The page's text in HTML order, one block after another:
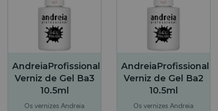
AndreiaProfissional
Verniz de Gel Ba3
10.5ml
Os vernizes Andreia
AndreiaProfissional
Verniz de Gel Ba2
10.5ml
Os vernizes Andreia